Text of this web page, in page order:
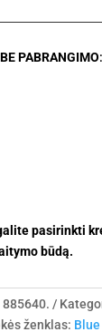
BE PABRANGIMO:
pasirinkti
būdą.
885640.
ženklas: